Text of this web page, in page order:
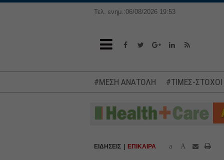
Τελ. ενημ.:06/08/2026 19:53
#ΜΕΣΗ ΑΝΑΤΟΛΗ #ΤΙΜΕΣ-
ΕΙΔΗΣΕΙΣ ΕΠΙΚΑΙΡΑ a A